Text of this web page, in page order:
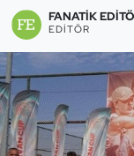
FANATIK
EDITÖR
Briç
Buz Hokeyi
Buz Pateni
Çim Hokeyi